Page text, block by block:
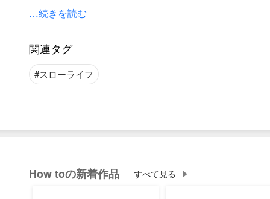
彼の家は比較的裕福なのですが、私は一般的な家庭だ
ころであるため、彼ほどはお金に余裕はありません。
これから一緒に住むために引越しなど大きな出費があ
りデートしたくないなとすら思ってしまうこともあり
私は心配しすぎなのでしょうか。
…続きを読む
関連タグ
スローライフ
How toの新着作品 すべて見る